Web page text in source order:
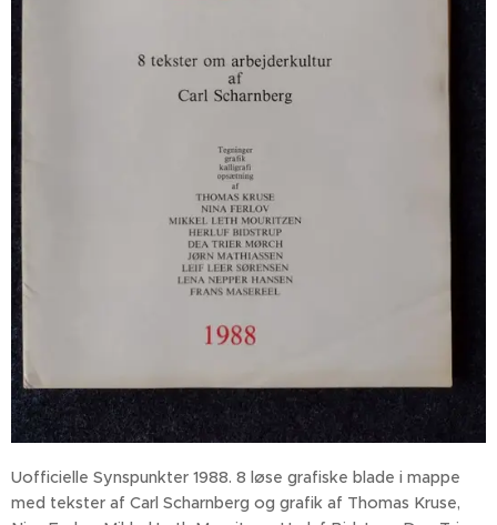
Uofficielle Synspunkter 1988. 8 løse grafiske blade i mappe
med tekster af Carl Scharnberg og grafik af Thomas Kruse,